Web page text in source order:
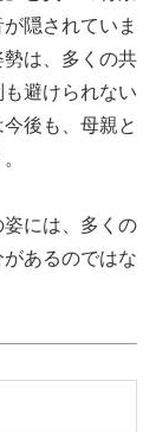
隠されていま
は、多くの共
避けられない
後も、母親と
には、多くの
あるのではな